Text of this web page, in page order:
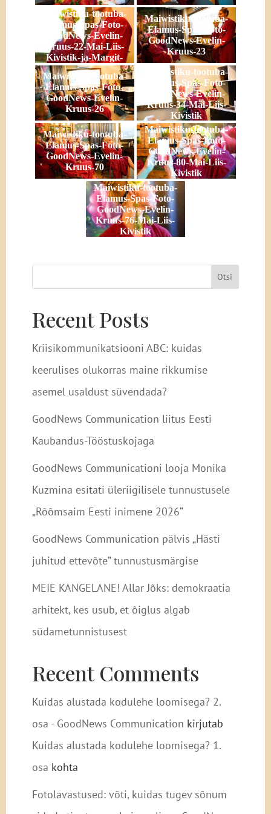
Maiwistiku-tootuba-
Elamus-Spas-Foto-
GoodNews-Evelin-
Kruus-22-Mai-Liis-
Kivistik-ja-Margit-
Kurn
Maiwistiku-tootuba-
Elamus-Spas-Foto-
GoodNews-Evelin-
Kruus-23
Maiwistiku-tootuba-
Elamus-Spas-Foto-
GoodNews-Evelin-
Kruus-26
Maiwistiku-tootuba-
Elamus-Spas-Foto-
GoodNews-Evelin-
Kruus-34-Mai-Liis-
Kivistik
Maiwistiku-tootuba-
Elamus-Spas-Foto-
GoodNews-Evelin-
Kruus-70
Maiwistiku-tootuba-
Elamus-Spas-Foto-
GoodNews-Evelin-
Kruus-80-Mai-Liis-
Kivistik
Maiwistiku-tootuba-
Elamus-Spas-Foto-
GoodNews-Evelin-
Kruus-76-Mai-Liis-
Kivistik
Otsi
Recent Posts
Kriisikommunikatsiooni ABC: kuidas
keerulises olukorras maine rikkumise
asemel usaldust süvendada?
GoodNews Communication liitus Eesti
Kaubandus-Tööstuskojaga
GoodNews Communicationi looja Monika
Kuzmina esitati üleriigilisele tunnustusele
„Rõõmsaim Eesti inimene 2026“
GoodNews Communication pälvis „Hästi
juhitud ettevõte” tunnustusmärgise
MEIE KANGELANE! Allar Jõks: demokraatia
arhitekt, kes usub, et õiglus algab
südametunnistusest
Recent Comments
Kuidas alustada kodulehe loomisega? 2.
osa - GoodNews Communication kirjutab
Kuidas alustada kodulehe loomisega? 1.
osa kohta
Fotolavastused: võti, kuidas tugev sõnum